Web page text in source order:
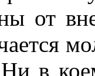
от
Ни в